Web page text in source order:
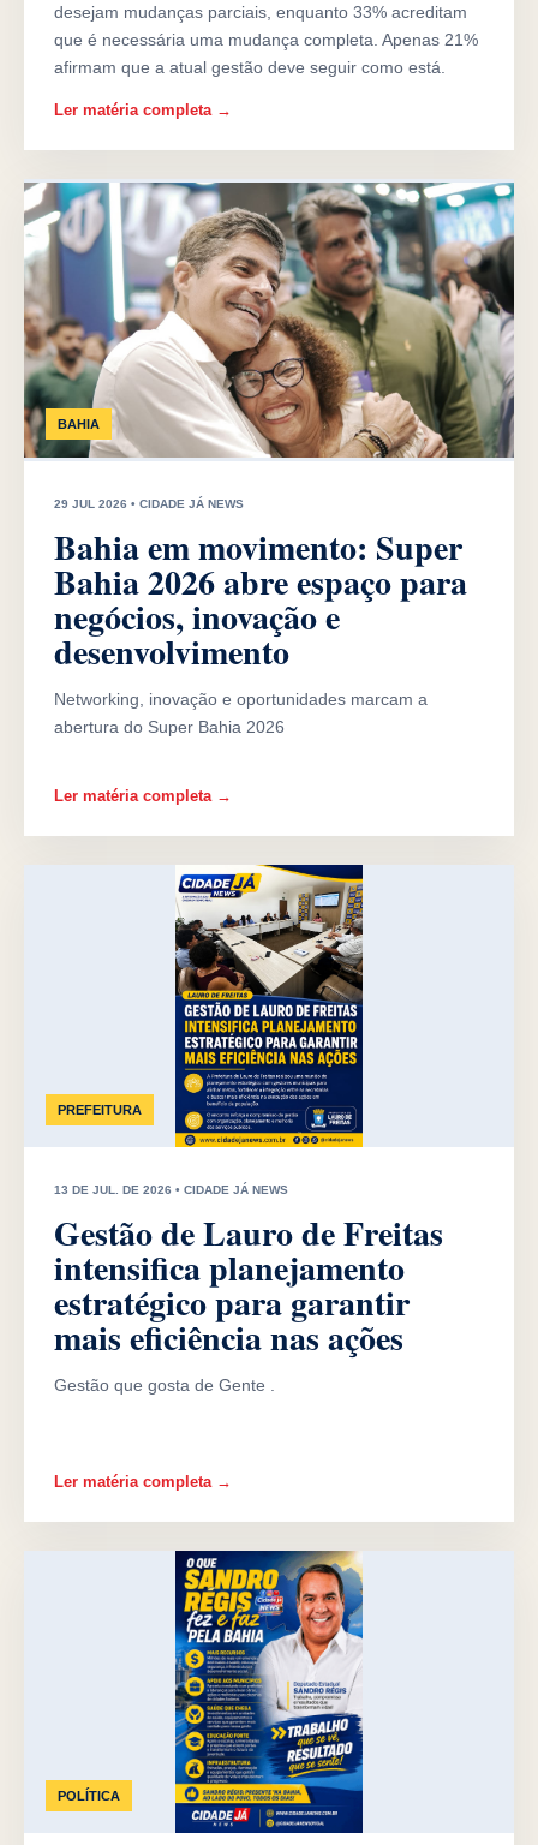
desejam mudanças parciais, enquanto 33% acreditam
que é necessária uma mudança completa. Apenas 21%
afirmam que a atual gestão deve seguir como está.
Ler matéria completa →
BAHIA
29 JUL 2026 • CIDADE JÁ NEWS
Bahia em movimento: Super
Bahia 2026 abre espaço para
negócios, inovação e
desenvolvimento
Networking, inovação e oportunidades marcam a
abertura do Super Bahia 2026
Ler matéria completa →
PREFEITURA
13 DE JUL. DE 2026 • CIDADE JÁ NEWS
Gestão de Lauro de Freitas
intensifica planejamento
estratégico para garantir
mais eficiência nas ações
Gestão que gosta de Gente .
Ler matéria completa →
POLÍTICA